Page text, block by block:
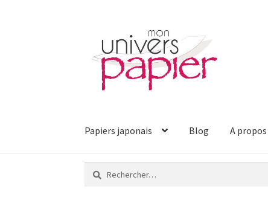
la
navigation
contenu
Papiers japonais Blog A propos
Rechercher :